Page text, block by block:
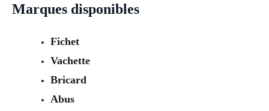
Marques disponibles
Fichet
Vachette
Bricard
Abus